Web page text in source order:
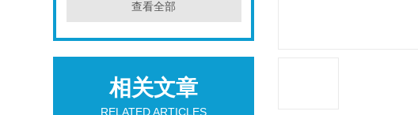
查看全部
相关文章
RELATED ARTICLES